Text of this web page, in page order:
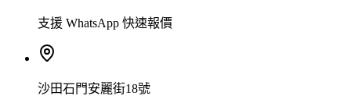
支援 WhatsApp 快速報價
沙田石門安麗街18號